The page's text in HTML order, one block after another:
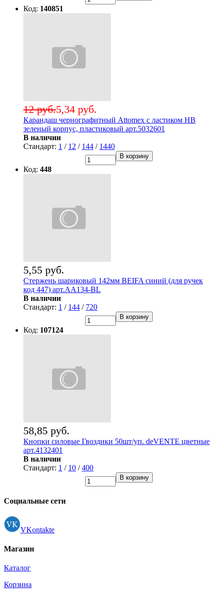
Код: 140851
5,34 руб.
12 руб.
Карандаш чернографитный Attomex с ластиком НВ
зеленый корпус, пластиковый арт.5032601
В наличии
Стандарт: 1 / 12 / 144 / 1440
В корзину
Код: 448
5,55 руб.
Стержень шариковый 142мм BEIFA синий (для ручек
код 447) арт.АА134-BL
В наличии
Стандарт: 1 / 144 / 720
В корзину
Код: 107124
58,85 руб.
Кнопки силовые Гвоздики 50шт/уп. deVENTE цветные
арт.4132401
В наличии
Стандарт: 1 / 10 /400
В корзину
Социальные сети
VKontakte
Магазин
Каталог
Корзина